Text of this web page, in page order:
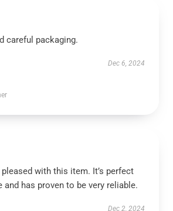
careful packaging.
Dec 6, 2024
with this item. It’s perfect
and has proven to be very reliable.
Dec 2, 2024